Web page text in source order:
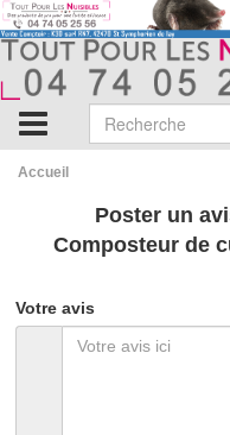
Accueil
Poster un
Composteur de
Votre avis